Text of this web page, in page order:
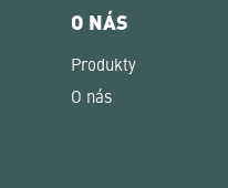
O NÁS
Produkty
O nás